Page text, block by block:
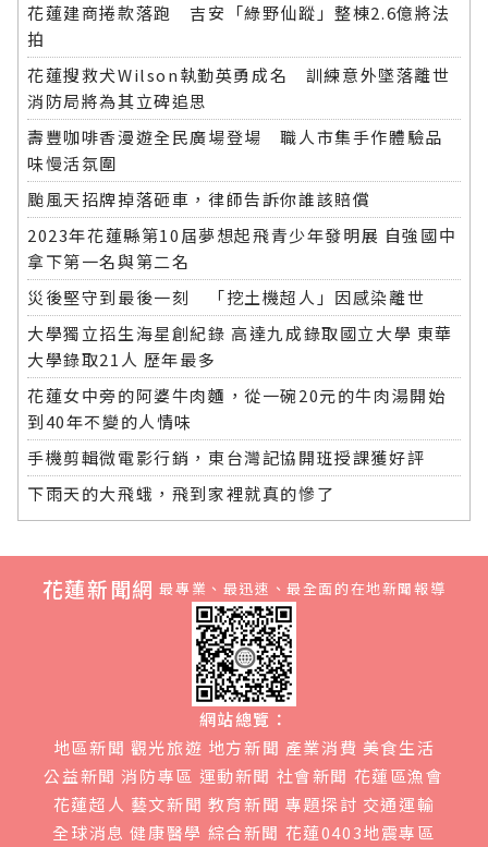
花蓮建商捲款落跑 吉安「綠野仙蹤」整棟2.6億將法
拍
花蓮搜救犬Wilson執勤英勇成名 訓練意外墜落離世
消防局將為其立碑追思
壽豐咖啡香漫遊全民廣場登場 職人市集手作體驗品
味慢活氛圍
颱風天招牌掉落砸車，律師告訴你誰該賠償
2023年花蓮縣第10屆夢想起飛青少年發明展 自強國中
拿下第一名與第二名
災後堅守到最後一刻 「挖土機超人」因感染離世
大學獨立招生海星創紀錄 高達九成錄取國立大學 東華
大學錄取21人 歷年最多
花蓮女中旁的阿婆牛肉麵，從一碗20元的牛肉湯開始
到40年不變的人情味
手機剪輯微電影行銷，東台灣記協開班授課獲好評
下雨天的大飛蛾，飛到家裡就真的慘了
花蓮新聞網 最專業、最迅速、最全面的在地新聞報導
網站總覽：
地區新聞 觀光旅遊 地方新聞 產業消費 美食生活
公益新聞 消防專區 運動新聞 社會新聞 花蓮區漁會
花蓮超人 藝文新聞 教育新聞 專題探討 交通運輸
全球消息 健康醫學 綜合新聞 花蓮0403地震專區